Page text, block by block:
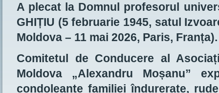
A plecat la Domnul profesorul
GHIȚIU (5 februarie 1945, satul
Moldova – 11 mai 2026, Paris, Franța).
Comitetul de Conducere al
Moldova „Alexandru Moșanu”
condoleanțe familiei îndurerate,